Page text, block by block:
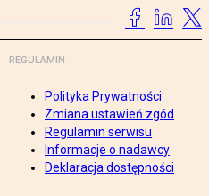
REGULAMIN
Polityka Prywatności
Zmiana ustawień zgód
Regulamin serwisu
Informacje o nadawcy
Deklaracja dostępności